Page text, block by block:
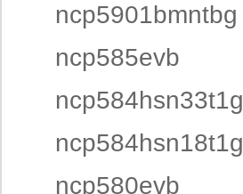
ncp5901bmntbg
ncp585evb
ncp584hsn33t1g
ncp584hsn18t1g
ncp580evb